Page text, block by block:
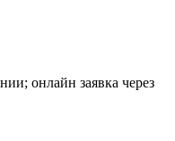
онлайн заявка через